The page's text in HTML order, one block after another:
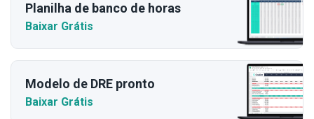
Planilha de banco de horas
Baixar Grátis
Modelo de DRE pronto
Baixar Grátis